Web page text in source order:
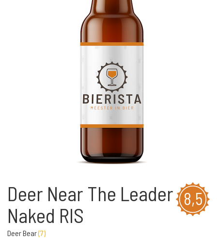
8,5
Deer Near The Leader
Naked RIS
Deer Bear(7)